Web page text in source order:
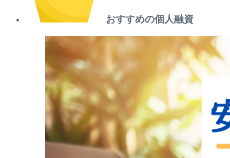
おすすめの個人融資